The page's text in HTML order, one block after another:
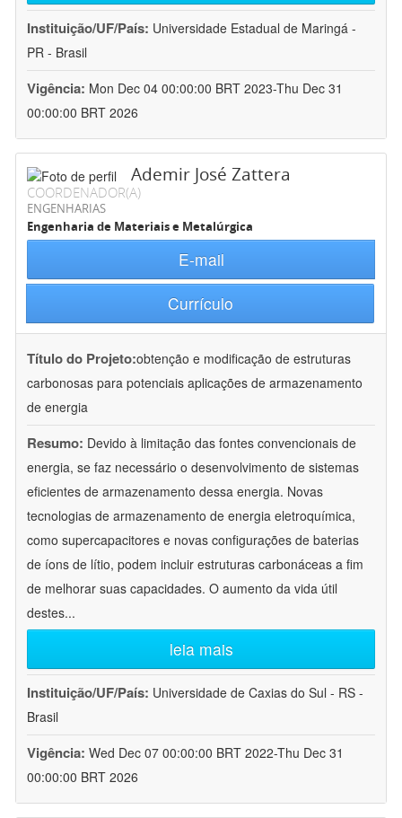
Instituição/UF/País: Universidade Estadual de Maringá -
PR - Brasil
Vigência: Mon Dec 04 00:00:00 BRT 2023-Thu Dec 31
00:00:00 BRT 2026
Ademir José Zattera
COORDENADOR(A)
ENGENHARIAS
Engenharia de Materiais e Metalúrgica
E-mail
Currículo
Título do Projeto:obtenção e modificação de estruturas
carbonosas para potenciais aplicações de armazenamento
de energia
Resumo: Devido à limitação das fontes convencionais de
energia, se faz necessário o desenvolvimento de sistemas
eficientes de armazenamento dessa energia. Novas
tecnologias de armazenamento de energia eletroquímica,
como supercapacitores e novas configurações de baterias
de íons de lítio, podem incluir estruturas carbonáceas a fim
de melhorar suas capacidades. O aumento da vida útil
destes...
leia mais
Instituição/UF/País: Universidade de Caxias do Sul - RS -
Brasil
Vigência: Wed Dec 07 00:00:00 BRT 2022-Thu Dec 31
00:00:00 BRT 2026